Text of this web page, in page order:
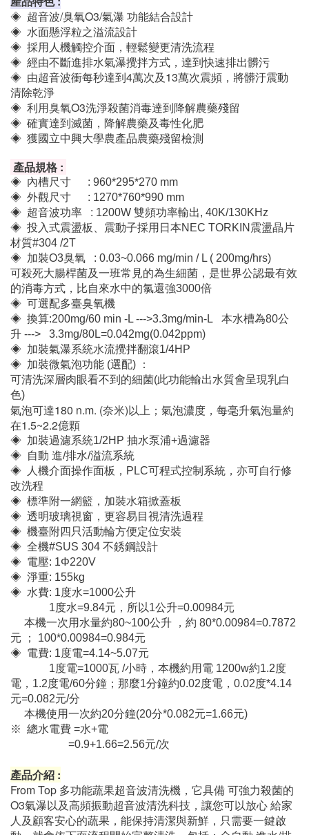
VGBOOM綠拿鐵-養生蔬果飲、冷凍包
政府相關機構-國立台灣大學、桃園區農業改良場、苗栗區
農業改良場、農業部農業試驗所、屏東佳冬農會
產品特色 :
◈ 超音波/臭氧O3/氣瀑 功能結合設計
◈ 水面懸浮粒之溢流設計
◈ 採用人機觸控介面，輕鬆變更清洗流程
◈ 經由不斷進排水氣瀑攪拌方式，達到快速排出髒污
◈ 由超音波衝每秒達到4萬次及13萬次震頻，將髒汙震動
清除乾淨
◈ 利用臭氧O3洗淨殺菌消毒達到降解農藥殘留
◈ 確實達到滅菌，降解農藥及毒性化肥
◈ 獲國立中興大學農產品農藥殘留檢測
產品規格 :
◈ 內槽尺寸 : 960*295*270 mm
◈ 外觀尺寸 : 1270*760*990 mm
◈ 超音波功率 : 1200W 雙頻功率輸出, 40K/130KHz
◈ 投入式震盪板、震動子採用日本NEC TORKIN震盪晶片
材質#304 /2T
◈ 加裝O3臭氧 : 0.03~0.066 mg/min / L ( 200mg/hrs)
可殺死大腸桿菌及一班常見的為生細菌，是世界公認最有效
的消毒方式，比自來水中的氯還強3000倍
◈ 可選配多臺臭氧機
◈ 換算:200mg/60 min -L --->3.3mg/min-L 本水槽為80公
升 ---> 3.3mg/80L=0.042mg(0.042ppm)
◈ 加裝氣瀑系統水流攪拌翻滾1/4HP
◈ 加裝微氣泡功能 (選配) ：
可清洗深層肉眼看不到的細菌(此功能輸出水質會呈現乳白
色)
氣泡可達180 n.m. (奈米)以上；氣泡濃度，每毫升氣泡量約
在1.5~2.2億顆
◈ 加裝過濾系統1/2HP 抽水泵浦+過濾器
◈ 自動 進/排水/溢流系統
◈ 人機介面操作面板，PLC可程式控制系統，亦可自行修
改洗程
◈ 標準附一網籃，加裝水箱掀蓋板
◈ 透明玻璃視窗，更容易目視清洗過程
◈ 機臺附四只活動輪方便定位安裝
◈ 全機#SUS 304 不銹鋼設計
◈ 電壓: 1Φ220V
◈ 淨重: 155kg
◈ 水費: 1度水=1000公升
1度水=9.84元，所以1公升=0.00984元
本機一次用水量約80~100公升 ，約 80*0.00984=0.7872
元 ； 100*0.00984=0.984元
◈ 電費: 1度電=4.14~5.07元
1度電=1000瓦 /小時，本機約用電 1200w約1.2度
那麼1分鐘約0.02度電，0.02度*4.14
元=0.082元/分
本機使用一次約20分鐘(20分*0.082元=1.66元)
※ 總水電費 =水+電
=0.9+1.66=2.56元/次